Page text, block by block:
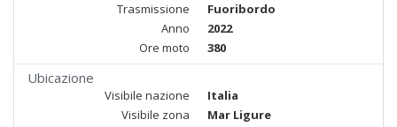
Trasmissione
Fuoribordo
Anno
2022
Ore moto
380
Ubicazione
Visibile nazione
Italia
Visibile zona
Mar Ligure